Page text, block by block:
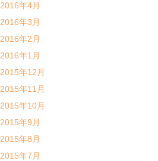
2016年4月
2016年3月
2016年2月
2016年1月
2015年12月
2015年11月
2015年10月
2015年9月
2015年8月
2015年7月